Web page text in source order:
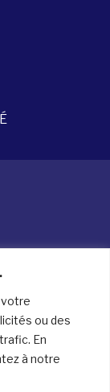
votre
ou des
En
à notre
2026